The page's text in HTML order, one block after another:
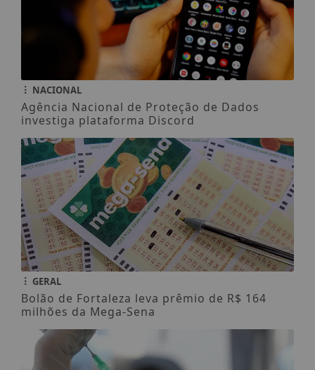
NACIONAL
Agência Nacional de Proteção de Dados
investiga plataforma Discord
GERAL
Bolão de Fortaleza leva prêmio de R$ 164
milhões da Mega-Sena